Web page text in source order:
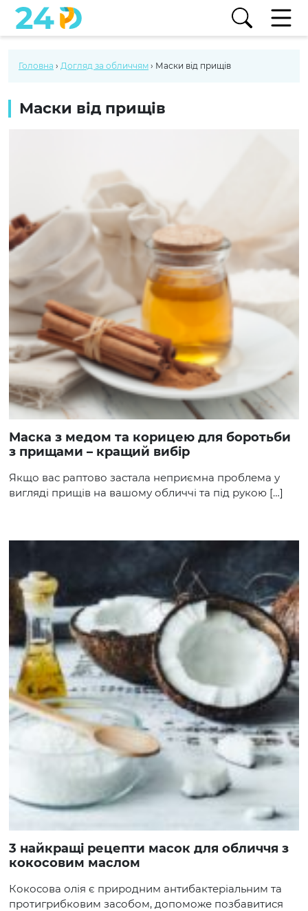
Головна › Догляд за обличчям › Маски від прищів
Маски від прищів
Маска з медом та корицею для боротьби
з прищами – кращий вибір
Якщо вас раптово застала неприємна проблема у
вигляді прищів на вашому обличчі та під рукою […]
3 найкращі рецепти масок для обличчя з
кокосовим маслом
Кокосова олія є природним антибактеріальним та
протигрибковим засобом, допоможе позбавитися